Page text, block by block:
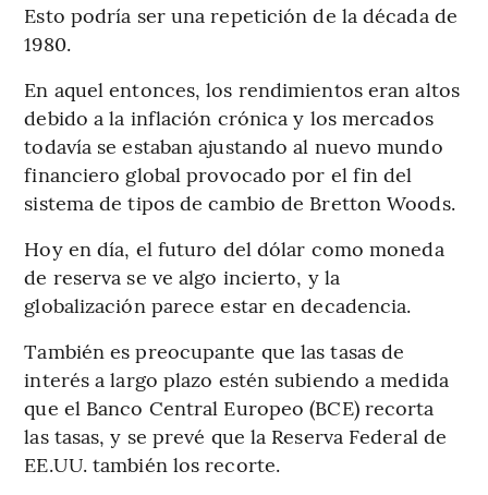
Esto podría ser una repetición de la década de
1980.
En aquel entonces, los rendimientos eran altos
debido a la inflación crónica y los mercados
todavía se estaban ajustando al nuevo mundo
financiero global provocado por el fin del
sistema de tipos de cambio de Bretton Woods.
Hoy en día, el futuro del dólar como moneda
de reserva se ve algo incierto, y la
globalización parece estar en decadencia.
También es preocupante que las tasas de
interés a largo plazo estén subiendo a medida
que el Banco Central Europeo (BCE) recorta
las tasas, y se prevé que la Reserva Federal de
EE.UU. también los recorte.